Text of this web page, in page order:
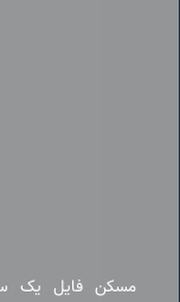
مسکن فایل یک